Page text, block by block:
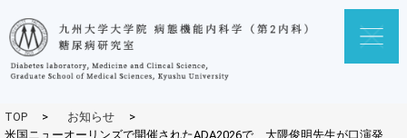
TOP > お知らせ
>
米国ニューオーリンズで開催されたADA2026で、大隈俊明先生が口演発